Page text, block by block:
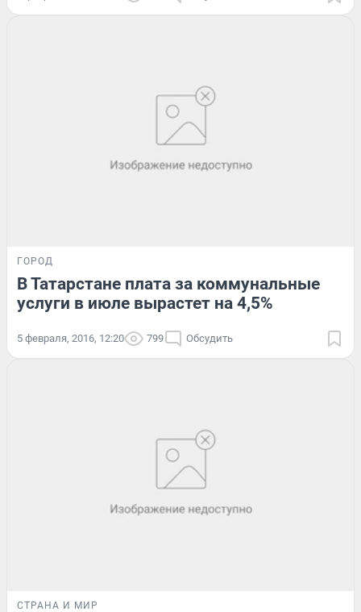
ГОРОД
В Татарстане плата за коммунальные
услуги в июле вырастет на 4,5%
5 февраля, 2016, 12:20 799 Обсудить
СТРАНА И МИР